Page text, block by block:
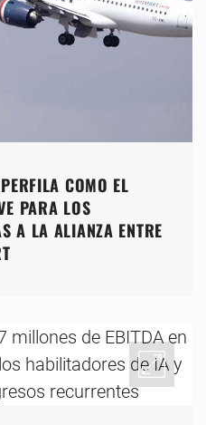
COMO EL
PARA LOS
A LA ALIANZA ENTRE